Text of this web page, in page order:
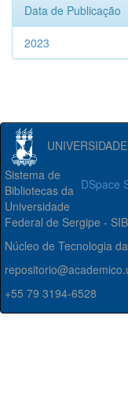
Data de Publicação
2023
DSpace
Sistema de
Bibliotecas da
Universidade
Federal de Sergipe -
Núcleo de Tecnologia
+55 79 3194-6528